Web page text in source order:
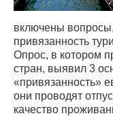
включены
привязанность
Опрос, в котором
стран, выявил 3
«привязанность»
они проводят
качество